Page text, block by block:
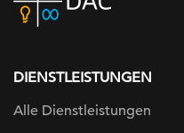
home
DIENSTLEISTUNGEN
Alle Dienstleistungen